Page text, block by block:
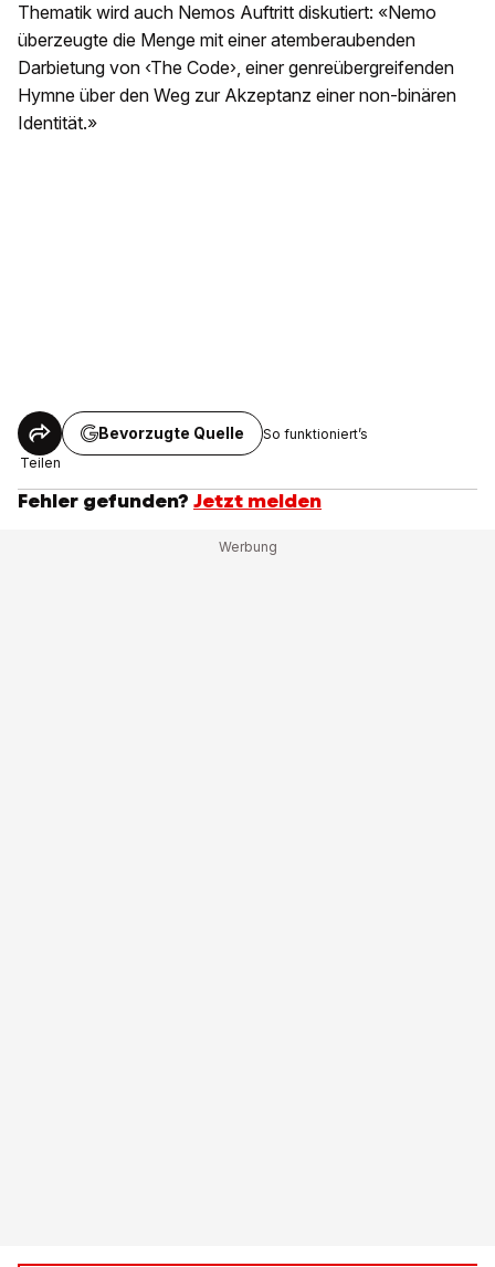
Thematik wird auch Nemos Auftritt diskutiert: «Nemo
überzeugte die Menge mit einer atemberaubenden
Darbietung von ‹The Code›, einer genreübergreifenden
Hymne über den Weg zur Akzeptanz einer non-binären
Identität.»
Teilen
Bevorzugte Quelle So funktioniert’s
Fehler gefunden? Jetzt melden